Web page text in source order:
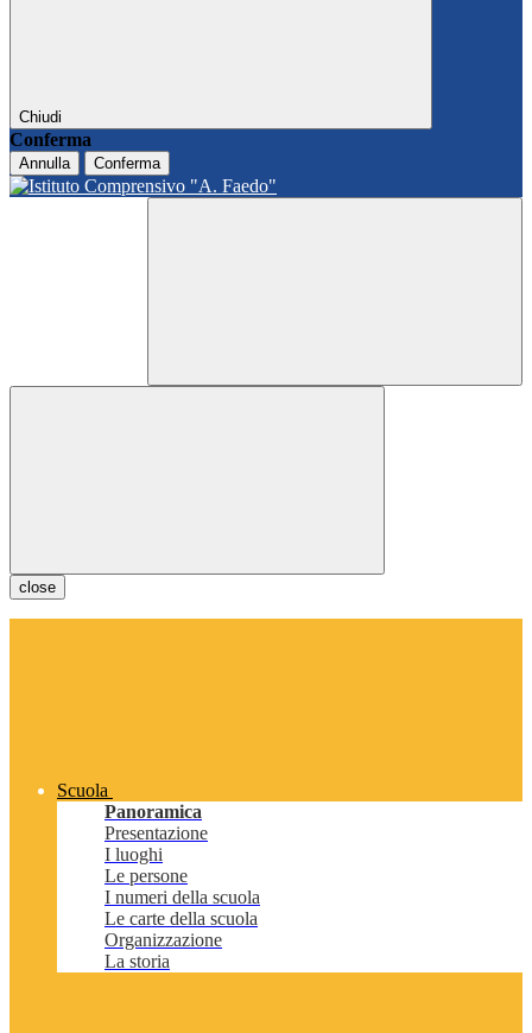
Chiudi
Conferma
Annulla Conferma
close
Scuola
Panoramica
Presentazione
I luoghi
Le persone
I numeri della scuola
Le carte della scuola
Organizzazione
La storia